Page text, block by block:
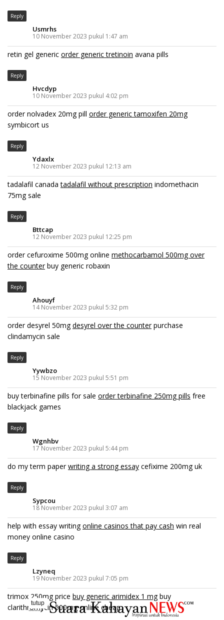
Reply
Usmrhs
10 November 2023 pukul 1:47 am
retin gel generic order generic tretinoin avana pills
Reply
Hvcdyp
10 November 2023 pukul 4:02 pm
order nolvadex 20mg pill order generic tamoxifen 20mg
symbicort us
Reply
Ydaxlx
12 November 2023 pukul 12:13 am
tadalafil canadatadalafil without prescription indomethacin
75mg sale
Reply
Bttcap
12 November 2023 pukul 12:25 pm
order cefuroxime 500mg online methocarbamol 500mg over
the counterbuy generic robaxin
Reply
Ahouyf
14 November 2023 pukul 5:32 pm
order desyrel 50mgdesyrel over the counterpurchase
clindamycin sale
Reply
Yywbzo
15 November 2023 pukul 5:51 pm
buy terbinafine pills for sale order terbinafine 250mg pills free
blackjack games
Reply
Wgnhbv
17 November 2023 pukul 5:44 pm
do my term paperwriting a strong essay cefixime 200mg uk
Reply
Sypcou
18 November 2023 pukul 3:07 am
help with essay writingonline casinos that pay cash win real
money online casino
Reply
Lzyneq
19 November 2023 pukul 7:05 pm
trimox 250mg price buy generic arimidex 1 mgbuy
clarithromycin 500mg online cheap
tutup
..........